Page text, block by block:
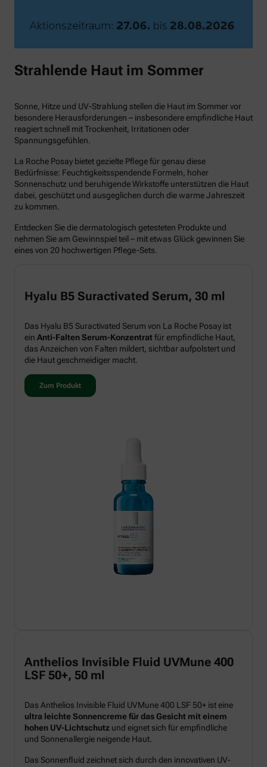
Strahlende Haut im Sommer
Sonne, Hitze und UV-Strahlung stellen die Haut im Sommer vor
besondere Herausforderungen – insbesondere empfindliche Haut
reagiert schnell mit Trockenheit, Irritationen oder
Spannungsgefühlen.
La Roche Posay bietet gezielte Pflege für genau diese
Bedürfnisse: Feuchtigkeitsspendende Formeln, hoher
Sonnenschutz und beruhigende Wirkstoffe unterstützen die Haut
dabei, geschützt und ausgeglichen durch die warme Jahreszeit
zu kommen.
Entdecken Sie die dermatologisch getesteten Produkte und
nehmen Sie am Gewinnspiel teil – mit etwas Glück gewinnen Sie
eines von 20 hochwertigen Pflege-Sets.
Hyalu B5 Suractivated Serum, 30 ml
Das Hyalu B5 Suractivated Serum von La Roche Posay ist
ein Anti-Falten Serum-Konzentratfür empfindliche Haut,
das Anzeichen von Falten mildert, sichtbar aufpolstert und
die Haut geschmeidiger macht.
Zum Produkt
Anthelios Invisible Fluid UVMune 400
LSF 50+, 50 ml
Das Anthelios Invisible Fluid UVMune 400 LSF 50+ ist eine
ultra leichte Sonnencreme für das Gesicht mit einem
hohen UV-Lichtschutz und eignet sich für empfindliche
und Sonnenallergie neigende Haut.
Das Sonnenfluid zeichnet sich durch den innovativen UV-